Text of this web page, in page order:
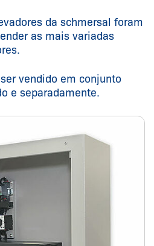
da schmersal foram
as mais variadas
vendido em conjunto
e separadamente.